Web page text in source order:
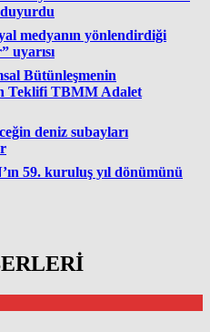
duyurdu
medyanın yönlendirdiği
uyarısı
Bütünleşmenin
Teklifi TBMM Adalet
deniz subayları
59. kuruluş yıl dönümünü